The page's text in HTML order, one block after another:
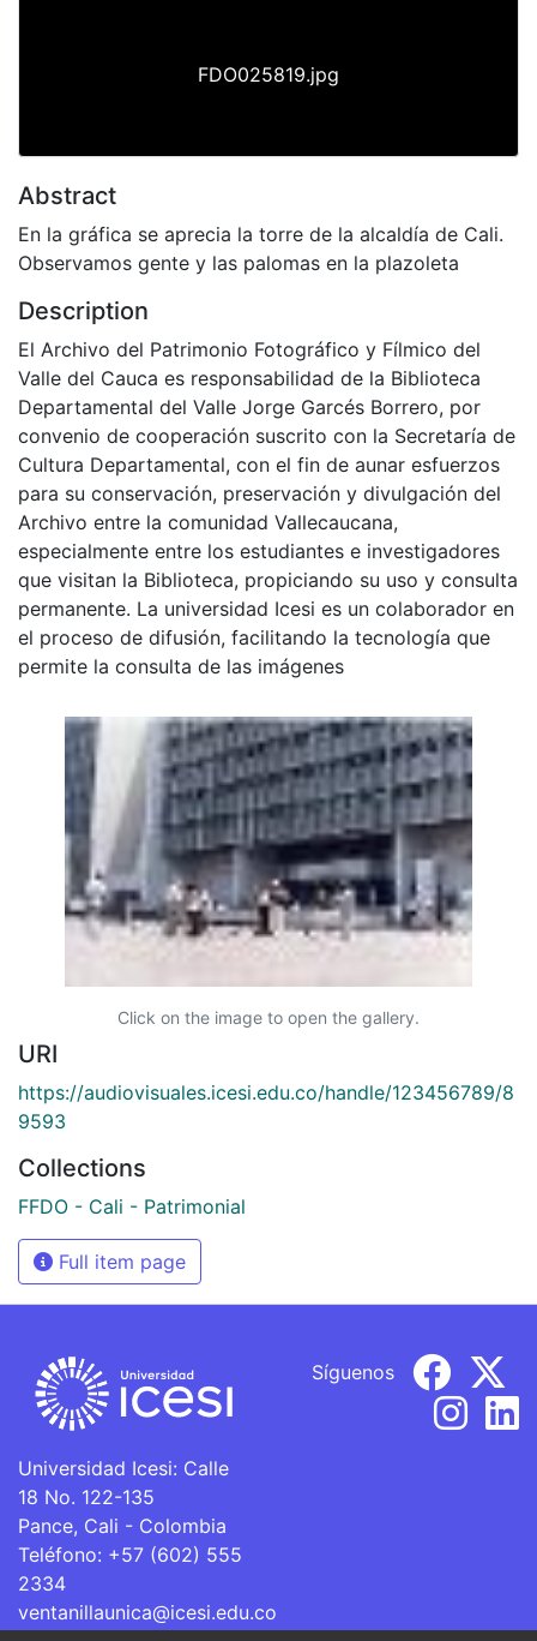
FDO025819.jpg
Abstract
En la gráfica se aprecia la torre de la alcaldía de Cali.
Observamos gente y las palomas en la plazoleta
Description
El Archivo del Patrimonio Fotográfico y Fílmico del
Valle del Cauca es responsabilidad de la Biblioteca
Departamental del Valle Jorge Garcés Borrero, por
convenio de cooperación suscrito con la Secretaría de
Cultura Departamental, con el fin de aunar esfuerzos
para su conservación, preservación y divulgación del
Archivo entre la comunidad Vallecaucana,
especialmente entre los estudiantes e investigadores
que visitan la Biblioteca, propiciando su uso y consulta
permanente. La universidad Icesi es un colaborador en
el proceso de difusión, facilitando la tecnología que
permite la consulta de las imágenes
Click on the image to open the gallery.
URI
https://audiovisuales.icesi.edu.co/handle/123456789/8
9593
Collections
FFDO - Cali - Patrimonial
Full item page
Universidad Icesi: Calle
18 No. 122-135
Pance, Cali - Colombia
Teléfono: +57 (602) 555
2334
ventanillaunica@icesi.edu.co
Síguenos